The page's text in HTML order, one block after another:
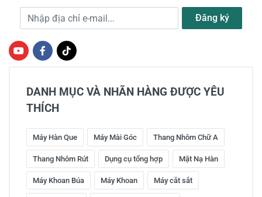
Địa chỉ e-mail Đăng ký
DANH MỤC VÀ NHÃN HÀNG ĐƯỢC YÊU
THÍCH
Máy Hàn Que Máy Mài Góc Thang Nhôm Chữ A
Thang Nhôm Rút Dụng cụ tổng hợp Mặt Nạ Hàn
Máy Khoan Búa Máy Khoan Máy cắt sắt